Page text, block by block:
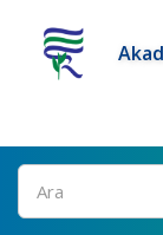
Ara